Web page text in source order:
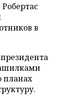
в
планах